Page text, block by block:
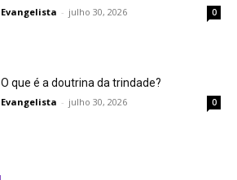
Evangelista - julho 30, 2026 0
O que é a doutrina da trindade?
Evangelista - julho 30, 2026 0